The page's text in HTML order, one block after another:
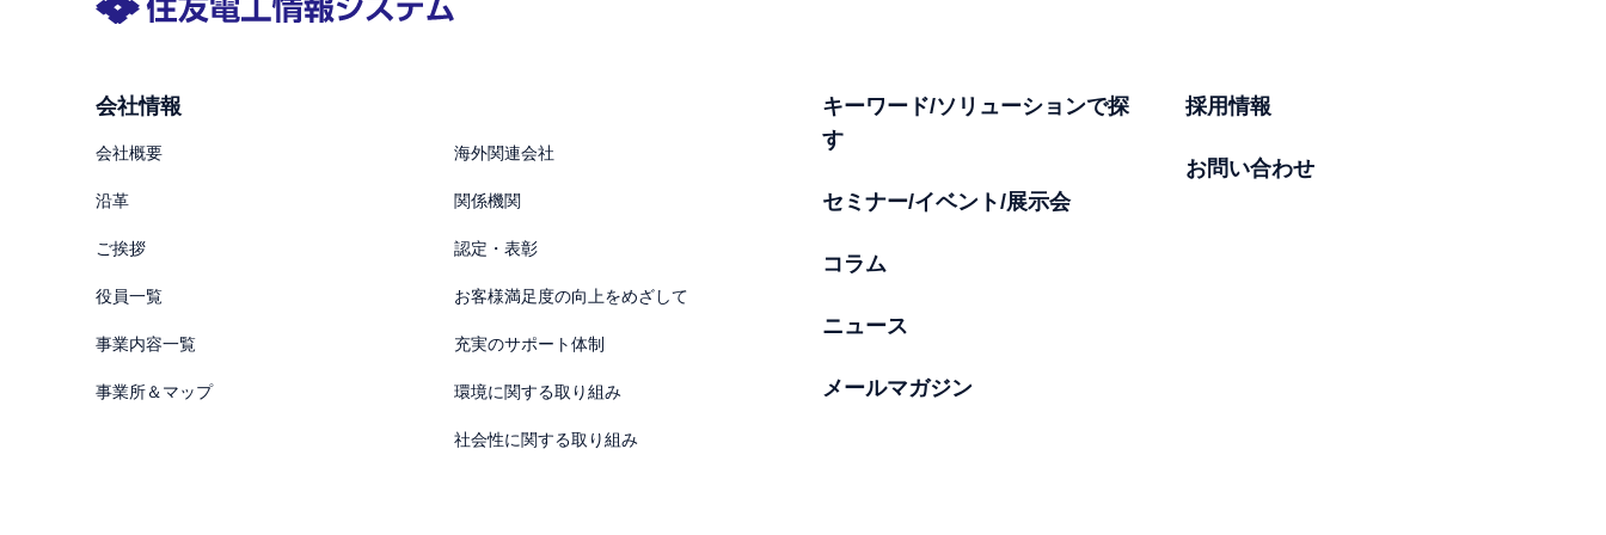
会社情報
会社概要
沿革
ご挨拶
役員一覧
事業内容一覧
事業所＆マップ
海外関連会社
関係機関
認定・表彰
お客様満足度の向上をめざして
充実のサポート体制
環境に関する取り組み
社会性に関する取り組み
キーワード/ソリューションで探
す
セミナー/イベント/展示会
コラム
ニュース
メールマガジン
採用情報
お問い合わせ